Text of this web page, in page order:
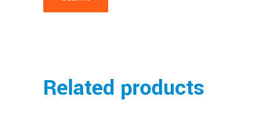
Related products